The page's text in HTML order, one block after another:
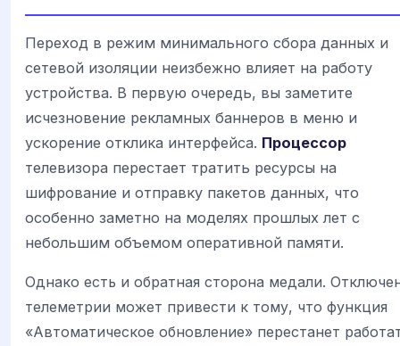
Переход в режим минимального сбора данных и
сетевой изоляции неизбежно влияет на работу
устройства. В первую очередь, вы заметите
исчезновение рекламных баннеров в меню и
ускорение отклика интерфейса. Процессор
телевизора перестает тратить ресурсы на
шифрование и отправку пакетов данных, что
особенно заметно на моделях прошлых лет с
небольшим объемом оперативной памяти.
Однако есть и обратная сторона медали.
телеметрии может привести к тому, что функция
«Автоматическое обновление» перестанет